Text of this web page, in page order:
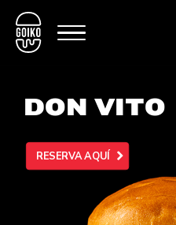
DON VITO
RESERVA AQUÍ